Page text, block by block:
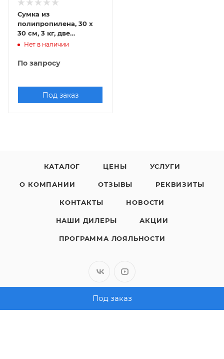
Под заказ
Сумка из
полипропилена, 30 х
30 см, 3 кг, две
пришивные ручки
Нет в наличии
По запросу
Под заказ
КАТАЛОГ ЦЕНЫ УСЛУГИ
О КОМПАНИИ ОТЗЫВЫ РЕКВИЗИТЫ
КОНТАКТЫ НОВОСТИ
НАШИ ДИЛЕРЫ АКЦИИ
ПРОГРАММА ЛОЯЛЬНОСТИ
8 (800) 200-05-29 ЗАКАЗАТЬ ЗВОНОК